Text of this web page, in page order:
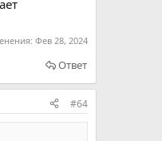
Фев 28, 2024
Ответ
#64